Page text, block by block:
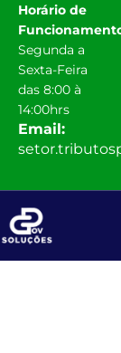
Horário de
Segunda a
Sexta-Feira
das 8:00 à
14:00hrs
Email: